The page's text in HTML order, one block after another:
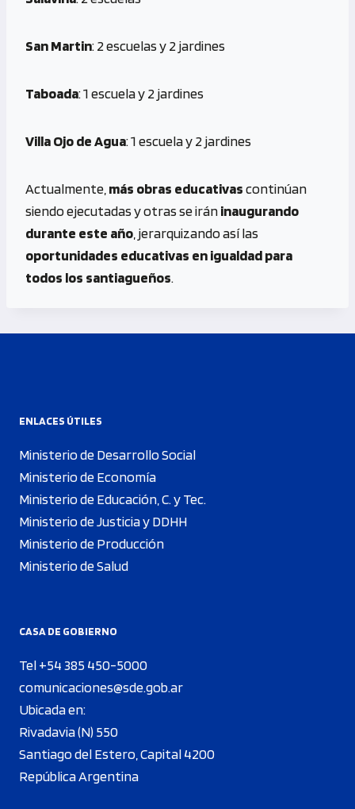
San Martin: 2 escuelas y 2 jardines
Taboada: 1 escuela y 2 jardines
Villa Ojo de Agua: 1 escuela y 2 jardines
Actualmente, más obras educativascontinúan
siendo ejecutadas y otras se iráninaugurando
durante este año , jerarquizando así las
oportunidades educativas en igualdad para
todos los santiagueños.
ENLACES ÚTILES
Ministerio de Desarrollo Social
Ministerio de Economía
Ministerio de Educación, C. y Tec.
Ministerio de Justicia y DDHH
Ministerio de Producción
Ministerio de Salud
CASA DE GOBIERNO
Tel +54 385 450-5000
comunicaciones@sde.gob.ar
Ubicada en:
Rivadavia (N) 550
Santiago del Estero, Capital 4200
República Argentina